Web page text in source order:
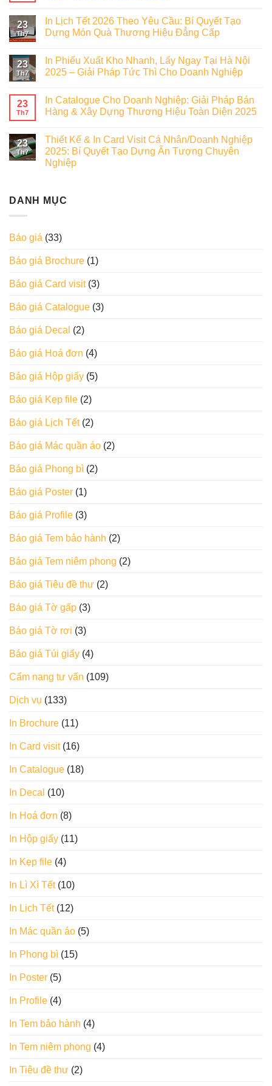
23
Th7
In Lịch Tết 2026 Theo Yêu Cầu: Bí Quyết Tạo
Dựng Món Quà Thương Hiệu Đẳng Cấp
23
Th7
In Phiếu Xuất Kho Nhanh, Lấy Ngay Tại Hà Nội
2025 – Giải Pháp Tức Thì Cho Doanh Nghiệp
23
Th7
In Catalogue Cho Doanh Nghiệp: Giải Pháp Bán
Hàng & Xây Dựng Thương Hiệu Toàn Diện 2025
23
Th7
Thiết Kế & In Card Visit Cá Nhân/Doanh Nghiệp
2025: Bí Quyết Tạo Dựng Ấn Tượng Chuyên
Nghiệp
DANH MỤC
Báo giá (33)
Báo giá Brochure (1)
Báo giá Card visit(3)
Báo giá Catalogue (3)
Báo giá Decal (2)
Báo giá Hoá đơn (4)
Báo giá Hộp giấy (5)
Báo giá Kẹp file (2)
Báo giá Lịch Tết(2)
Báo giá Mác quần áo (2)
Báo giá Phong bì (2)
Báo giá Poster (1)
Báo giá Profile (3)
Báo giá Tem bảo hành (2)
Báo giá Tem niêm phong (2)
Báo giá Tiêu đề thư (2)
Báo giá Tờ gấp (3)
Báo giá Tờ rơi (3)
Báo giá Túi giấy (4)
Cẩm nang tư vấn (109)
Dịch vụ (133)
In Brochure (11)
In Card visit(16)
In Catalogue (18)
In Decal (10)
In Hoá đơn (8)
In Hộp giấy (11)
In Kẹp file (4)
In Lì Xì Tết(10)
In Lịch Tết(12)
In Mác quần áo (5)
In Phong bì (15)
In Poster (5)
In Profile (4)
In Tem bảo hành (4)
In Tem niêm phong (4)
In Tiêu đề thư (2)